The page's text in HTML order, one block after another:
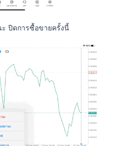
ปิดการซื้อขายครั้งนี้